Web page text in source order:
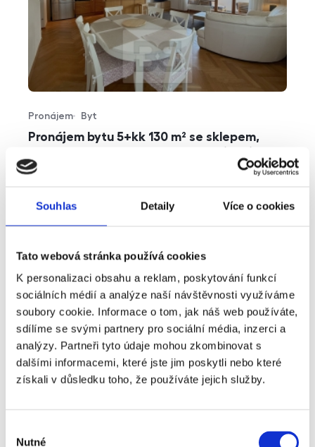
Souhlas Detaily Více o cookies
Tato webová stránka používá cookies
K personalizaci obsahu a reklam, poskytování funkcí
sociálních médií a analýze naší návštěvnosti využíváme
soubory cookie. Informace o tom, jak náš web používáte,
sdílíme se svými partnery pro sociální média, inzerci a
analýzy. Partneři tyto údaje mohou zkombinovat s
dalšími informacemi, které jste jim poskytli nebo které
získali v důsledku toho, že používáte jejich služby.
Nutné
Pronájem bytu 5+kk 130 m² se sklepem,
Typ nabídky
Pronájem
Typ nemovitosti
Byt
funkce
parkování sklep výtah
cena
49 000 Kč